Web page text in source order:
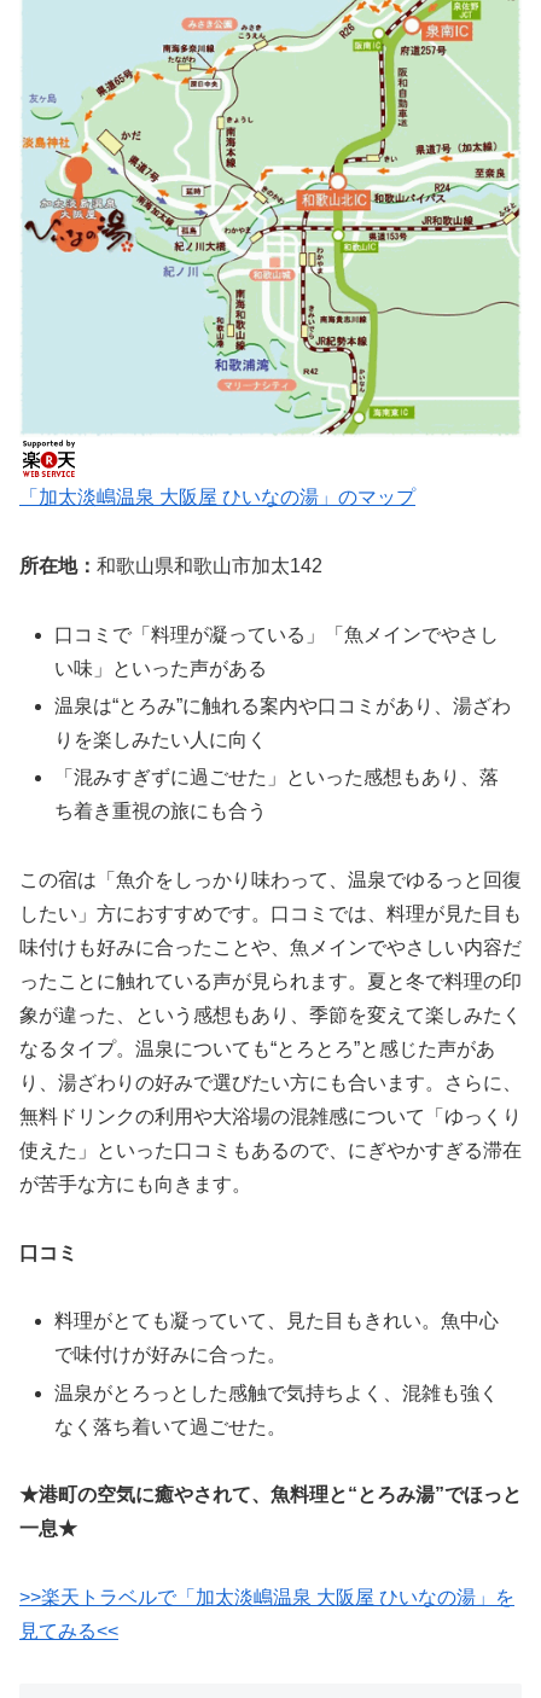
「加太淡嶋温泉 大阪屋 ひいなの湯」のマップ
所在地： 和歌山県和歌山市加太142
口コミで「料理が凝っている」「魚メインでやさし
い味」といった声がある
温泉は“とろみ”に触れる案内や口コミがあり、湯ざわ
りを楽しみたい人に向く
「混みすぎずに過ごせた」といった感想もあり、落
ち着き重視の旅にも合う
この宿は「魚介をしっかり味わって、温泉でゆるっと回復
したい」方におすすめです。口コミでは、料理が見た目も
味付けも好みに合ったことや、魚メインでやさしい内容だ
ったことに触れている声が見られます。夏と冬で料理の印
象が違った、という感想もあり、季節を変えて楽しみたく
なるタイプ。温泉についても“とろとろ”と感じた声があ
り、湯ざわりの好みで選びたい方にも合います。さらに、
無料ドリンクの利用や大浴場の混雑感について「ゆっくり
使えた」といった口コミもあるので、にぎやかすぎる滞在
が苦手な方にも向きます。
口コミ
料理がとても凝っていて、見た目もきれい。魚中心
で味付けが好みに合った。
温泉がとろっとした感触で気持ちよく、混雑も強く
なく落ち着いて過ごせた。
★港町の空気に癒やされて、魚料理と“とろみ湯”でほっと
一息★
>>楽天トラベルで「加太淡嶋温泉 大阪屋 ひいなの湯」を
見てみる<<